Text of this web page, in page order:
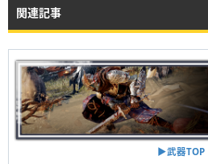
関連記事
▶︎武器TOP